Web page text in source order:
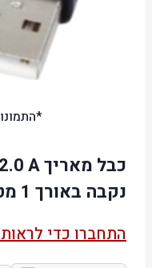
נקבה באורך 1 מטר
התחברו כדי